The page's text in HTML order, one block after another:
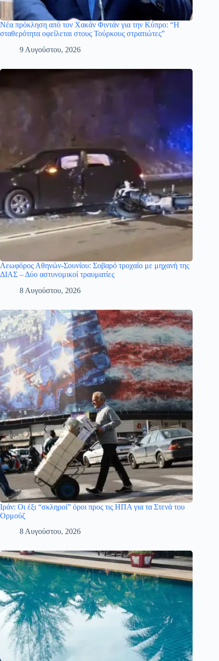
Νέα πρόκληση από τον Χακάν Φιντάν για την Κύπρο: “Η
σταθερότητα οφείλεται στους Τούρκους στρατιώτες”
9 Αυγούστου, 2026
Λεωφόρος Αθηνών-Σουνίου: Σοβαρό τροχαίο με μηχανή της
ΔΙΑΣ – Δύο αστυνομικοί τραυματίες
8 Αυγούστου, 2026
Ιράν: Οι έξι “σκληροί” όροι προς τις ΗΠΑ για τα Στενά του
Ορμούζ
8 Αυγούστου, 2026